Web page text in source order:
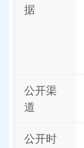
据
公开渠
道
公开时